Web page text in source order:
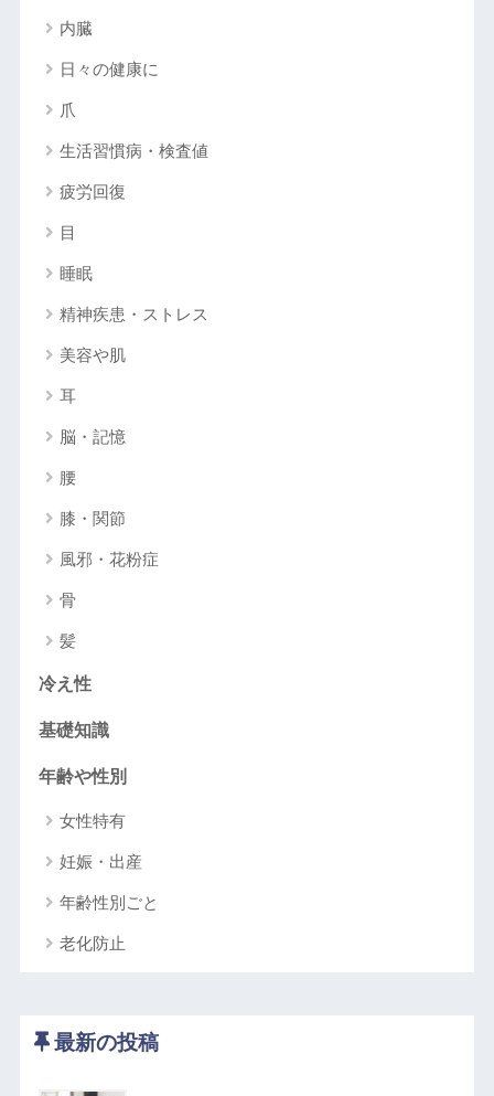
内臓
日々の健康に
爪
生活習慣病・検査値
疲労回復
目
睡眠
精神疾患・ストレス
美容や肌
耳
脳・記憶
腰
膝・関節
風邪・花粉症
骨
髪
冷え性
基礎知識
年齢や性別
女性特有
妊娠・出産
年齢性別ごと
老化防止
最新の投稿